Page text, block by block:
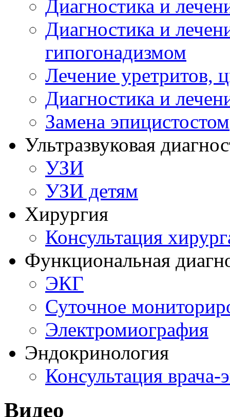
Диагностика и
Диагностика и
гипогонадизмом
Лечение уретритов,
Диагностика и
Замена эпицистостом
Ультразвуковая
УЗИ
УЗИ детям
Хирургия
Консультация
Функциональная
ЭКГ
Суточное
Электромиография
Эндокринология
Консультация врача-
Видео